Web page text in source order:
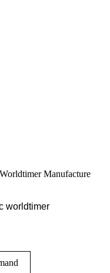
worldtimer